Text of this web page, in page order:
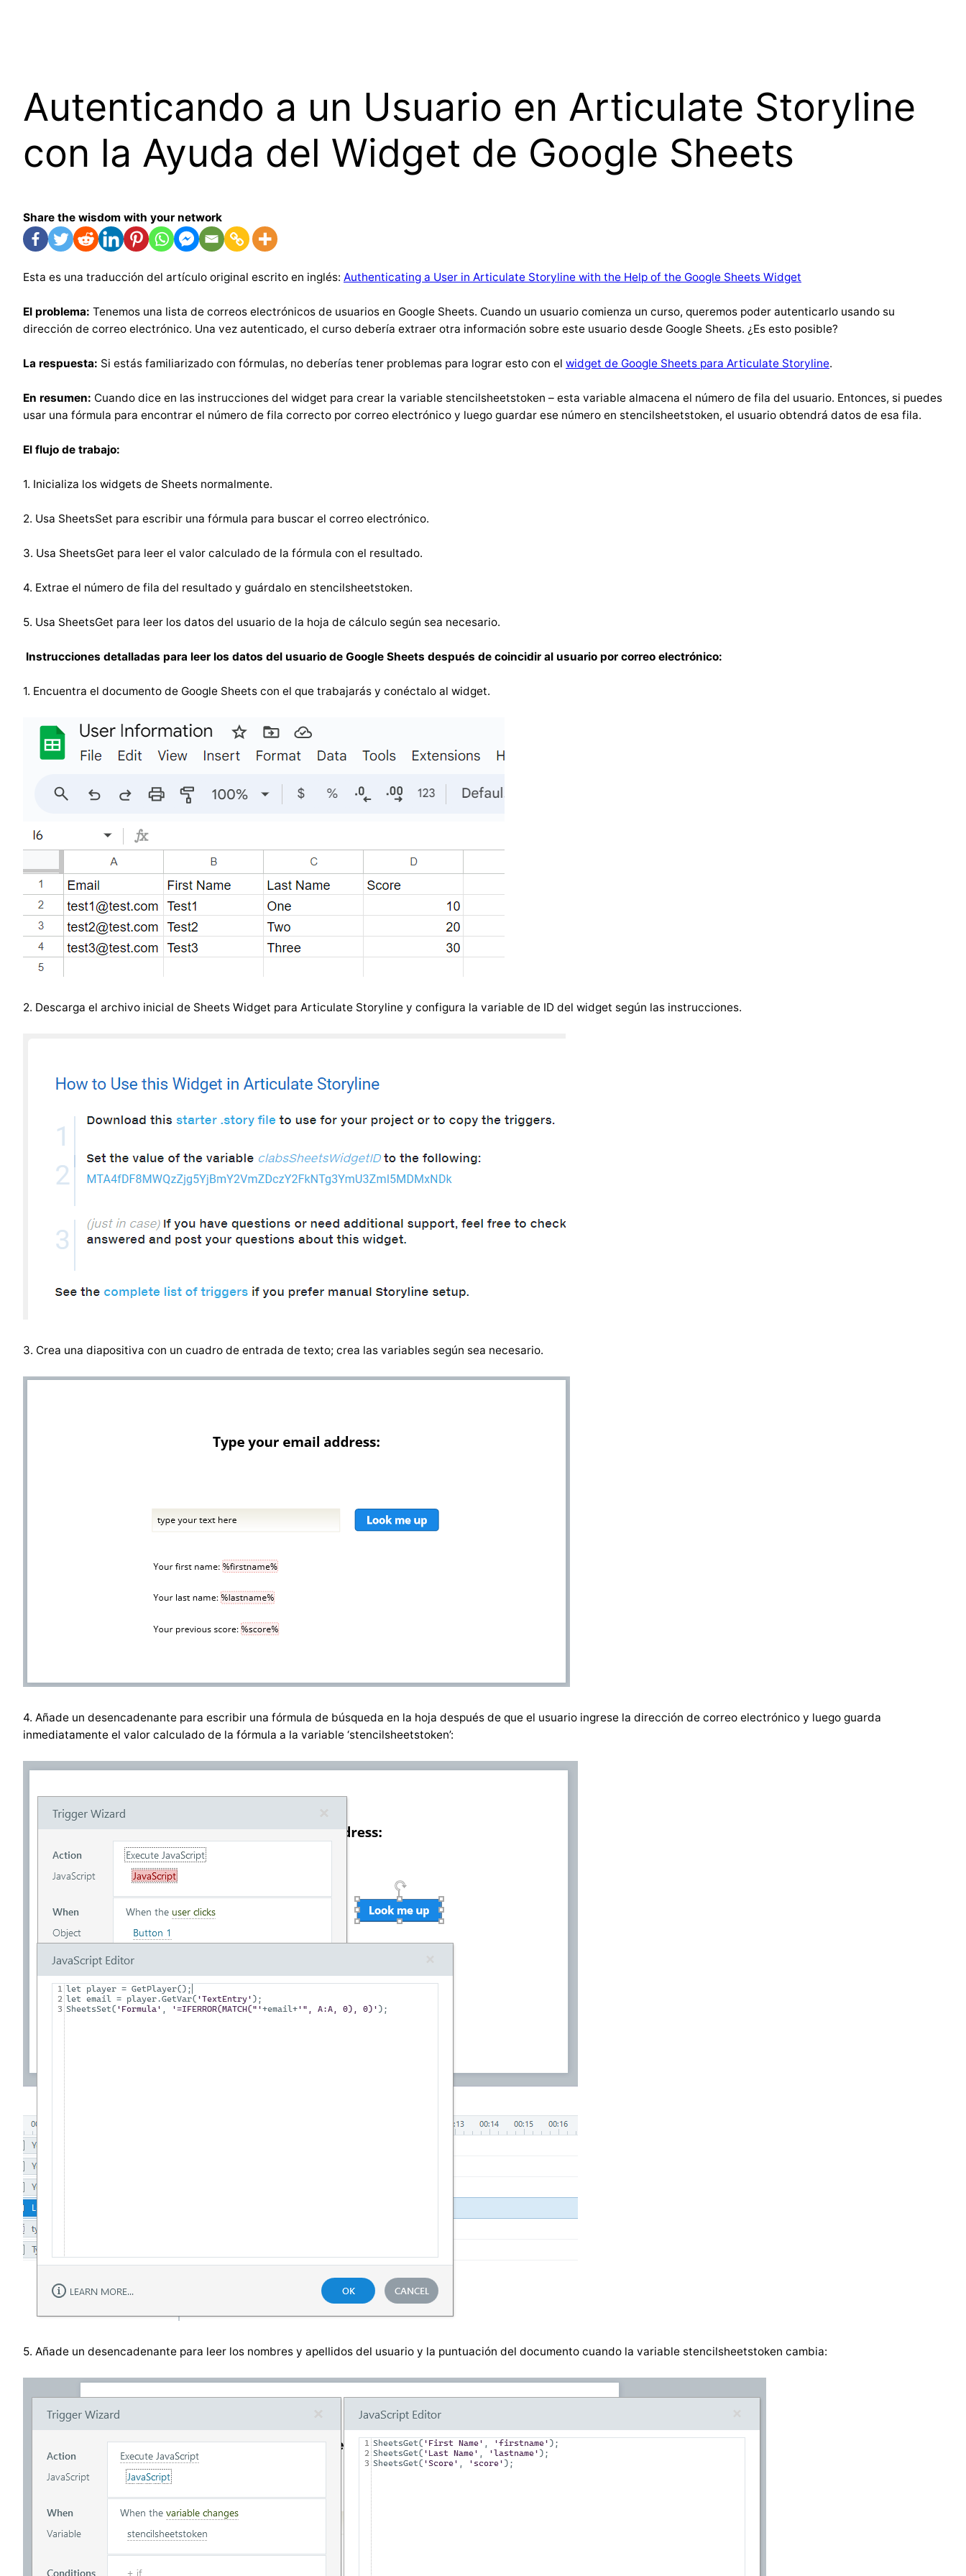
Autenticando a un Usuario en Articulate Storyline
con la Ayuda del Widget de Google Sheets
Share the wisdom with your network
Esta es una traducción del artículo original escrito en inglés: Authenticating a User in Articulate Storyline with the Help of the Google Sheets Widget
El problema: Tenemos una lista de correos electrónicos de usuarios en Google Sheets. Cuando un usuario comienza un curso, queremos poder autenticarlo usando su
dirección de correo electrónico. Una vez autenticado, el curso debería extraer otra información sobre este usuario desde Google Sheets. ¿Es esto posible?
La respuesta: Si estás familiarizado con fórmulas, no deberías tener problemas para lograr esto con el widget de Google Sheets para Articulate Storyline.
En resumen: Cuando dice en las instrucciones del widget para crear la variable stencilsheetstoken – esta variable almacena el número de fila del usuario. Entonces, si puedes
usar una fórmula para encontrar el número de fila correcto por correo electrónico y luego guardar ese número en stencilsheetstoken, el usuario obtendrá datos de esa fila.
El flujo de trabajo:
1. Inicializa los widgets de Sheets normalmente.
2. Usa SheetsSet para escribir una fórmula para buscar el correo electrónico.
3. Usa SheetsGet para leer el valor calculado de la fórmula con el resultado.
4. Extrae el número de fila del resultado y guárdalo en stencilsheetstoken.
5. Usa SheetsGet para leer los datos del usuario de la hoja de cálculo según sea necesario.
Instrucciones detalladas para leer los datos del usuario de Google Sheets después de coincidir al usuario por correo electrónico:
1. Encuentra el documento de Google Sheets con el que trabajarás y conéctalo al widget.
2. Descarga el archivo inicial de Sheets Widget para Articulate Storyline y configura la variable de ID del widget según las instrucciones.
3. Crea una diapositiva con un cuadro de entrada de texto; crea las variables según sea necesario.
4. Añade un desencadenante para escribir una fórmula de búsqueda en la hoja después de que el usuario ingrese la dirección de correo electrónico y luego guarda
inmediatamente el valor calculado de la fórmula a la variable ‘stencilsheetstoken’:
5. Añade un desencadenante para leer los nombres y apellidos del usuario y la puntuación del documento cuando la variable stencilsheetstoken cambia: